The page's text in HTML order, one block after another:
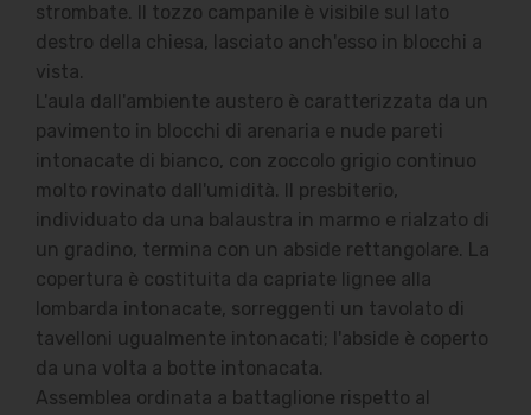
strombate. Il tozzo campanile è visibile sul lato
destro della chiesa, lasciato anch'esso in blocchi a
vista.
L'aula dall'ambiente austero è caratterizzata da un
pavimento in blocchi di arenaria e nude pareti
intonacate di bianco, con zoccolo grigio continuo
molto rovinato dall'umidità. Il presbiterio,
individuato da una balaustra in marmo e rialzato di
un gradino, termina con un abside rettangolare. La
copertura è costituita da capriate lignee alla
lombarda intonacate, sorreggenti un tavolato di
tavelloni ugualmente intonacati; l'abside è coperto
da una volta a botte intonacata.
Assemblea ordinata a battaglione rispetto al